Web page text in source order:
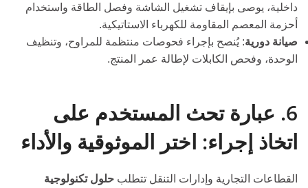
داخلية، يوصى بإيقاف تشغيل الشاشة وفصل الطاقة واستخدام
أحزمة المعصم المقاومة للكهرباء الاستاتيكية.
صيانة دورية: يُنصح بإجراء فحوصات منتظمة للمراوح، وتنظيف
الوحدة، وفحص الكابلات لإطالة عمر المنتج.
6. عبارة تحث المستخدم على
اتخاذ إجراء: اختر الموثوقية والأداء
القطاعات التجارية وإدارات التنقل تتطلب حلول تكنولوجية